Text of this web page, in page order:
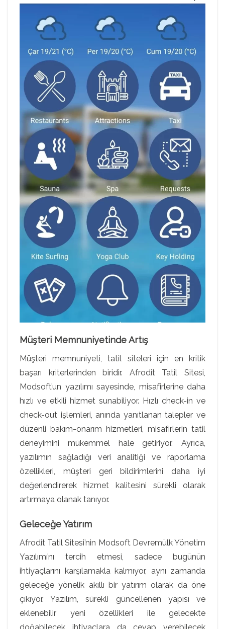
Müşteri Memnuniyetinde Artış
Müşteri memnuniyeti, tatil siteleri için en kritik
başarı kriterlerinden biridir. Afrodit Tatil Sitesi,
Modsoft’un yazılımı sayesinde, misafirlerine daha
hızlı ve etkili hizmet sunabiliyor. Hızlı check-in ve
check-out işlemleri, anında yanıtlanan talepler ve
düzenli bakım-onarım hizmetleri, misafirlerin tatil
deneyimini mükemmel hale getiriyor. Ayrıca,
yazılımın sağladığı veri analitiği ve raporlama
özellikleri, müşteri geri bildirimlerini daha iyi
değerlendirerek hizmet kalitesini sürekli olarak
artırmaya olanak tanıyor.
Geleceğe Yatırım
Afrodit Tatil Sitesi’nin Modsoft Devremülk Yönetim
Yazılımı’nı tercih etmesi, sadece bugünün
ihtiyaçlarını karşılamakla kalmıyor, aynı zamanda
geleceğe yönelik akıllı bir yatırım olarak da öne
çıkıyor. Yazılım, sürekli güncellenen yapısı ve
eklenebilir yeni özellikleri ile gelecekte